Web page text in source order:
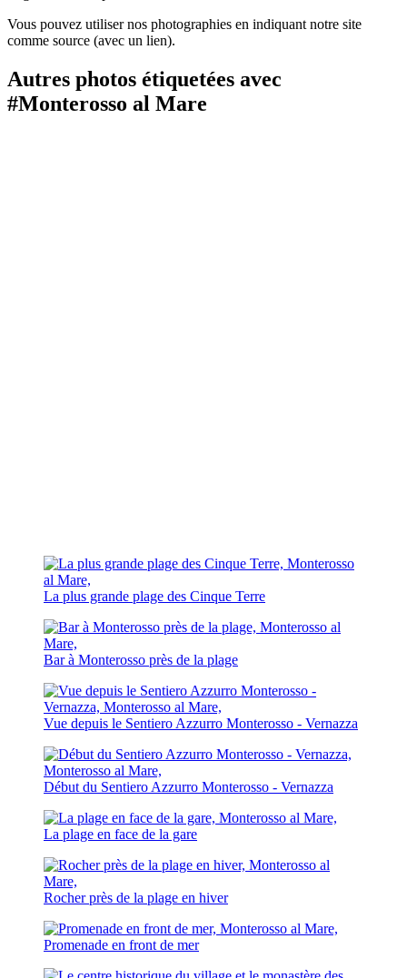
Vous pouvez utiliser nos photographies en indiquant notre site
comme source (avec un lien).
Autres photos étiquetées avec
#Monterosso al Mare
La plus grande plage des Cinque Terre
Bar à Monterosso près de la plage
Vue depuis le Sentiero Azzurro Monterosso - Vernazza
Début du Sentiero Azzurro Monterosso - Vernazza
La plage en face de la gare
Rocher près de la plage en hiver
Promenade en front de mer